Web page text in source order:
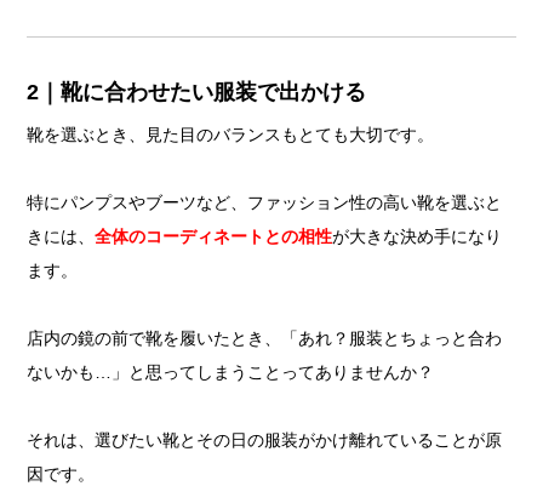
2｜靴に合わせたい服装で出かける
靴を選ぶとき、見た目のバランスもとても大切です。
特にパンプスやブーツなど、ファッション性の高い靴を選ぶと
きには、 全体のコーディネートとの相性が大きな決め手になり
ます。
店内の鏡の前で靴を履いたとき、「あれ？服装とちょっと合わ
ないかも…」と思ってしまうことってありませんか？
それは、選びたい靴とその日の服装がかけ離れていることが原
因です。